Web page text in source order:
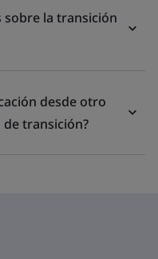
sobre la transición
desde otro
transición?